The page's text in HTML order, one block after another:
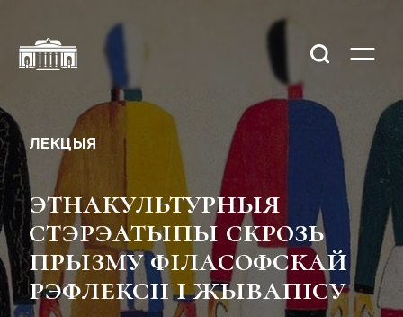
ЛЕКЦЫЯ
этнакультурныя
стэрэатыпы скрозь
прызму філасофскай
рэфлексіі і жывапісу